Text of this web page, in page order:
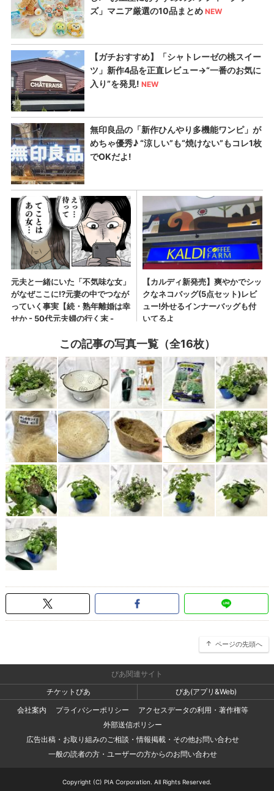
この記事の写真一覧（全16枚）
ページの先頭へ
ぴあ関連サイト
チケットぴあ
ぴあ(アプリ&Web)
会社案内
プライバシーポリシー
アクセスデータの利用・著作権等
外部送信ポリシー
広告出稿・お取り組みのご相談・情報掲載・その他お問い合わせ
一般の読者の方・ユーザーの方からのお問い合わせ
Copyright (C) PIA Corporation. All Rights Reserved.